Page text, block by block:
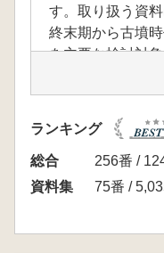
す。取り扱う資
終末期から古墳
を主要な検討対
中期初頭の資料
す。
まず、九州島内
続する、各地域
ていただきます
内式系・布留式
ランキング
総合
256番 /
資料集
75番 /